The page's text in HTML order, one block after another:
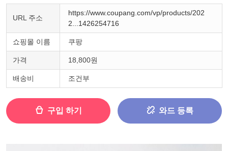
URL 주소
https://www.coupang.com/vp/products/202
2...1426254716
쇼핑몰 이름 쿠팡
가격 18,800원
배송비 조건부
구입 하기 와드 등록